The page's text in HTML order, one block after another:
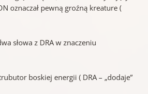
oznaczał pewną groźną kreature (
słowa z DRA w znaczeniu
boskiej energii ( DRA – „dodaje”